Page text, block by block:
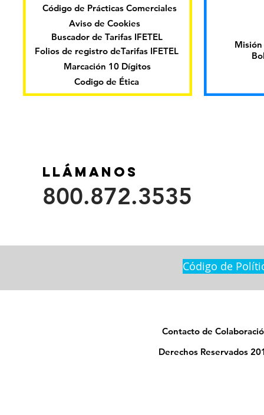
Código de Prácticas Comerciales
Aviso de Cookies
Buscador de Tarifas IFETEL
Folios de registro deTarifas IFETEL
Marcación 10 Dígitos
Codigo de Ética
Misión
Llámanos
800.872.3535
Código de
Contacto de
Derechos Reservados